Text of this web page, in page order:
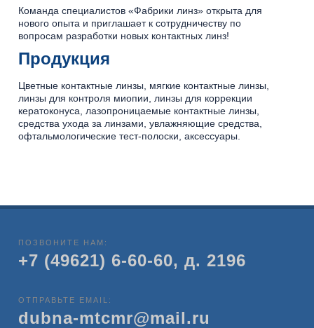
Команда специалистов «Фабрики линз» открыта для
нового опыта и приглашает к сотрудничеству по
вопросам разработки новых контактных линз!
Продукция
Цветные контактные линзы, мягкие контактные линзы,
линзы для контроля миопии, линзы для коррекции
кератоконуса, лазопроницаемые контактные линзы,
средства ухода за линзами, увлажняющие средства,
офтальмологические тест-полоски, аксессуары.
ПОЗВОНИТЕ НАМ:
+7 (49621) 6-60-60, д. 2196
ОТПРАВЬТЕ EMAIL:
dubna-mtcmr@mail.ru